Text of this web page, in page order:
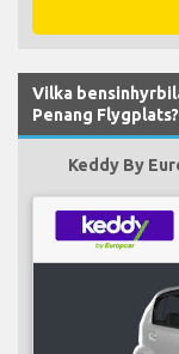
Vilka
Penang Flygplats?
Keddy By